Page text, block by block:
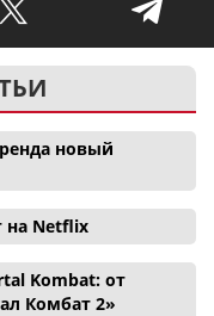
новый
на Netflix
Kombat: от
Комбат 2»